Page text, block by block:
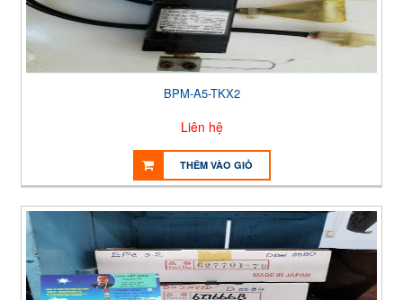
BPM-A5-TKX2
Liên hệ
THÊM VÀO GIỎ